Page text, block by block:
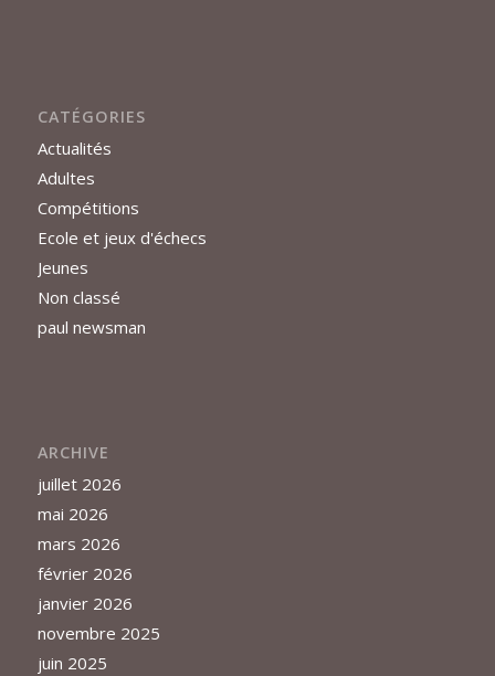
CATÉGORIES
Actualités
Adultes
Compétitions
Ecole et jeux d'échecs
Jeunes
Non classé
paul newsman
ARCHIVE
juillet 2026
mai 2026
mars 2026
février 2026
janvier 2026
novembre 2025
juin 2025